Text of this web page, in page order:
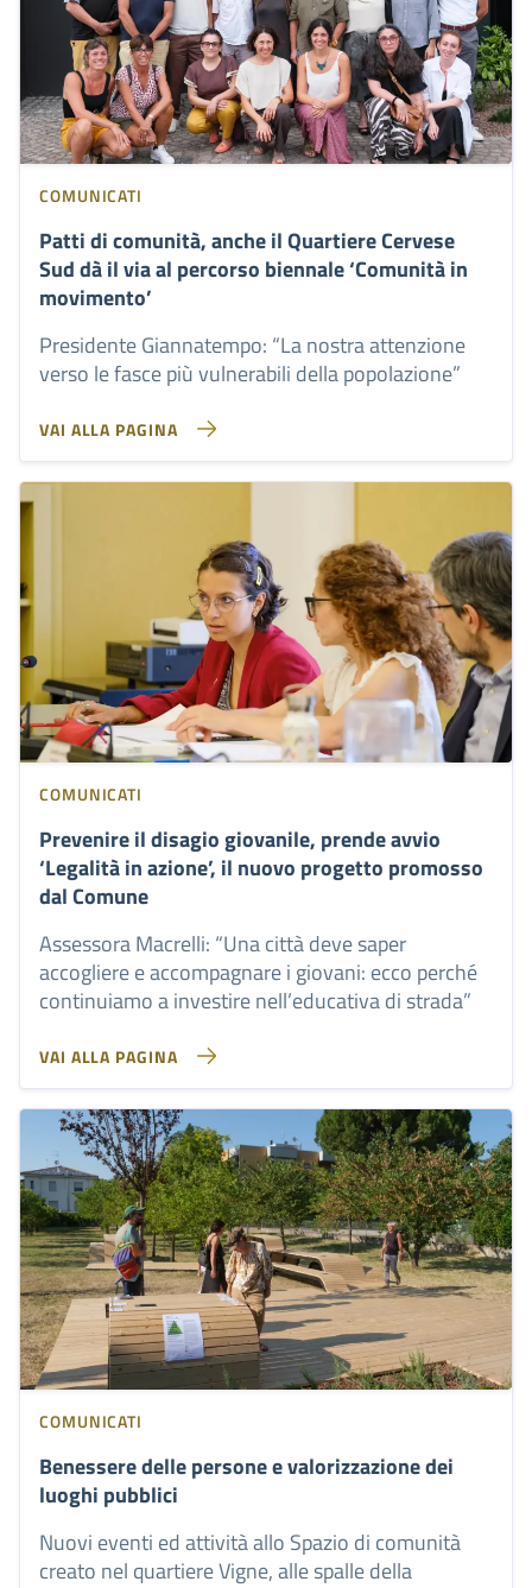
COMUNICATI
Patti di comunità, anche il Quartiere Cervese
Sud dà il via al percorso biennale ‘Comunità in
movimento’
Presidente Giannatempo: “La nostra attenzione
verso le fasce più vulnerabili della popolazione”
VAI ALLA PAGINA
COMUNICATI
Prevenire il disagio giovanile, prende avvio
‘Legalità in azione’, il nuovo progetto promosso
dal Comune
Assessora Macrelli: “Una città deve saper
accogliere e accompagnare i giovani: ecco perché
continuiamo a investire nell’educativa di strada”
VAI ALLA PAGINA
COMUNICATI
Benessere delle persone e valorizzazione dei
luoghi pubblici
Nuovi eventi ed attività allo Spazio di comunità
creato nel quartiere Vigne, alle spalle della